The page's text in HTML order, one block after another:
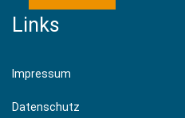
Links
Impressum
Datenschutz